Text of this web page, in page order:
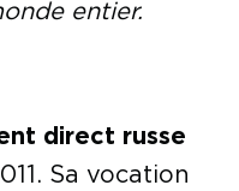
entier.
direct russe
Sa vocation